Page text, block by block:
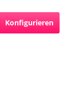
Konfigurieren